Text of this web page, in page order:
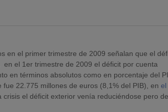
en el primer trimestre de 2009 señalan que el
el 1er trimestre de 2009 el déficit por cuenta
en términos absolutos como en porcentaje del
fue 22.775 millones de euros (8,1% del PIB), enel
crisis el déficit exterior venía reduciéndose pero de